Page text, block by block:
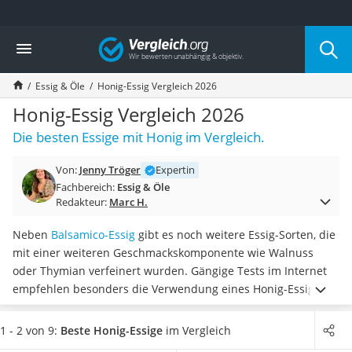
Die beliebtesten Vergleiche nach Kategorie
Lebensmittel
Schwarzkümmelöl
Knäckebrot
Schwarzkümmelöl-Kapseln
Manukahonig
Eiklar
Balsamico-Essig
Schwarzkümmelöl bio
Honig
Gemüsebrühe
Eiskaffee-Pulver
Irischer Whiskey
Grapefruitkernextrakt
Matcha-Set
Vergleich
Essig & Öle Honig-Essig Vergleich 2026
Honig-Essig Vergleich 2026
Die besten Essige mit Honig im Vergleich.
Von: Jenny Tröger
Expertin
Fachbereich: Essig & Öle
Redakteur: Marc H.
Neben Balsamico-Essig gibt es noch weitere Essig-Sorten, die
mit einer weiteren Geschmackskomponente wie Walnuss
oder Thymian verfeinert wurden. Gängige Tests im Internet
empfehlen besonders die Verwendung eines Honig-Essigs, da
diese beispielsweiseIhrem Salat das gewisse Etwas im
Geschmackverleihen. Wählen Sie jetzt aus unserer
1 - 2 von 9: Beste Honig-Essige im Vergleich